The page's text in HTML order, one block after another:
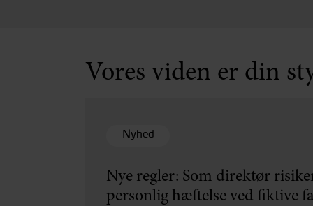
Vores viden er din
Nyhed
Nye regler: Som direktør
personlig hæftelse ved fiktive